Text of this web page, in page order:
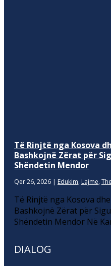
Të Rinjtë nga Kosova
Bashkojnë Zërat për
Shëndetin Mendor
Qer 26, 2026 | Edukim, Lajme,
Të Rinjtë nga Kosova
Bashkojnë Zërat për
Shëndetin Mendor Në
DIALOG